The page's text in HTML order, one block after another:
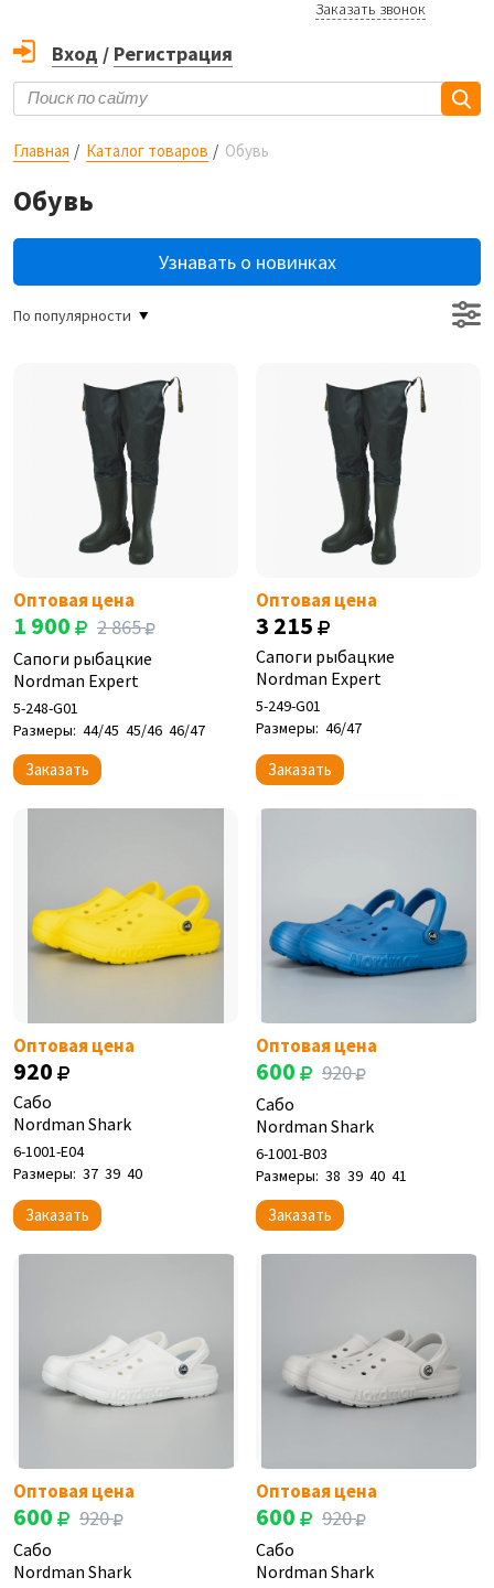
Заказать звонок
Вход / Регистрация
Главная Каталог товаров Обувь
Обувь
Узнавать о новинках
По популярности
Оптовая цена
1 900 2 865
Сапоги рыбацкие
Nordman Expert
5-248-G01
Размеры: 44/45 45/46 46/47
Заказать
Оптовая цена
3 215
Сапоги рыбацкие
Nordman Expert
5-249-G01
Размеры: 46/47
Заказать
Оптовая цена
920
Сабо
Nordman Shark
6-1001-E04
Размеры: 37 39 40
Заказать
Оптовая цена
600 920
Сабо
Nordman Shark
6-1001-B03
Размеры: 38 39 40 41
Заказать
Оптовая цена
600 920
Сабо
Nordman Shark
Оптовая цена
600 920
Сабо
Nordman Shark